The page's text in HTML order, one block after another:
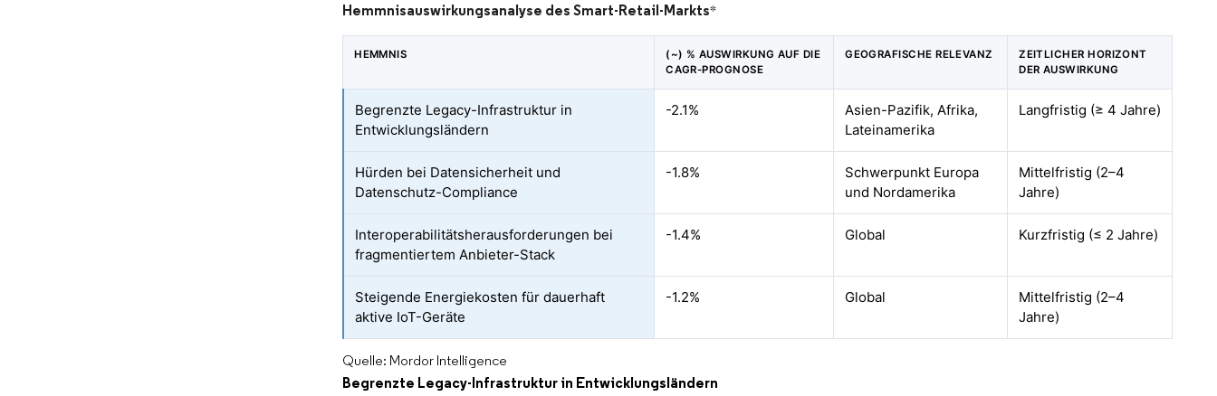
Hemmnisauswirkungsanalyse des Smart-Retail-Markts*
HEMMNIS
(~) % AUSWIRKUNG AUF DIE
CAGR-PROGNOSE
GEOGRAFISCHE RELEVANZ
ZEITLICHER HORIZONT
DER AUSWIRKUNG
Begrenzte Legacy-Infrastruktur in
Entwicklungsländern
-2.1%
Asien-Pazifik, Afrika,
Lateinamerika
Langfristig (≥ 4 Jahre)
Hürden bei Datensicherheit und
Datenschutz-Compliance
-1.8%
Schwerpunkt Europa
und Nordamerika
Mittelfristig (2–4
Jahre)
Interoperabilitätsherausforderungen bei
fragmentiertem Anbieter-Stack
-1.4% Global Kurzfristig (≤ 2 Jahre)
Steigende Energiekosten für dauerhaft
aktive IoT-Geräte
-1.2% Global
Mittelfristig (2–4
Jahre)
Quelle: Mordor Intelligence
Begrenzte Legacy-Infrastruktur in Entwicklungsländern